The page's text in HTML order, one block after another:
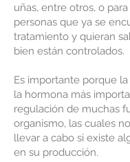
uñas, entre otros, o
personas que ya se
tratamiento y quieran
bien están controlados.
Es importante porque
la hormona más
regulación de muchas
organismo, las cuales
llevar a cabo si existe
en su producción.